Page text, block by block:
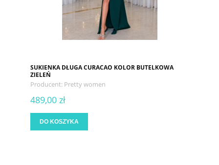
SUKIENKA DŁUGA CURACAO KOLOR BUTELKOWA
ZIELEŃ
Producent: Pretty women
489,00 zł
DO KOSZYKA